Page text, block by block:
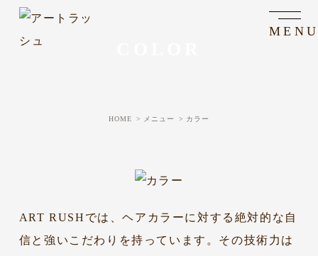
HOME メニュー カラー
ART RUSHでは、ヘアカラーに対する絶対的な自
信と強いこだわりを持っています。その技術力は